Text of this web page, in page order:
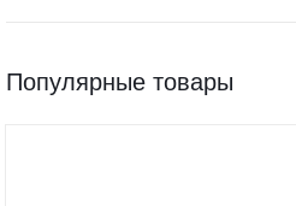
Популярные товары